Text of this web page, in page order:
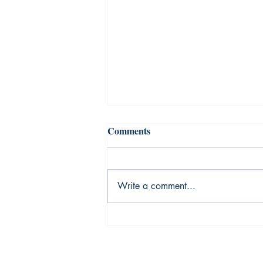
Comments
Write a comment...